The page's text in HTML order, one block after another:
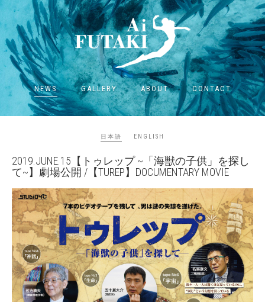
NEWS GALLERY ABOUT CONTACT
日本語 ENGLISH
2019.JUNE.15【トゥレップ ~「海獣の子供」を探し
て~】劇場公開 /【TUREP】DOCUMENTARY MOVIE